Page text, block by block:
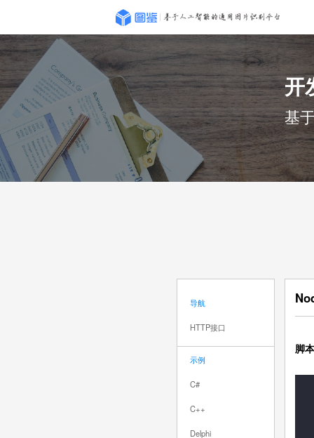
开
基
导航
HTTP接口
示例
C#
C++
Delphi
脚本